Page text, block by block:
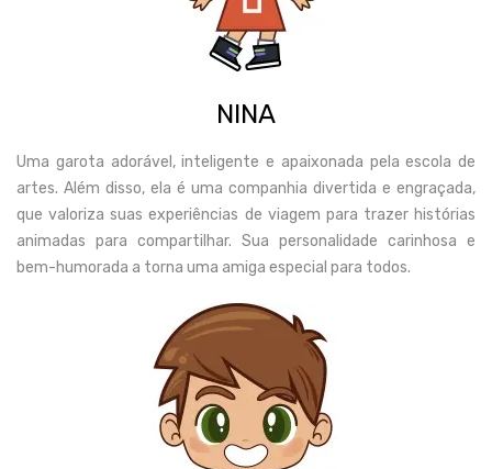
NINA
Uma garota adorável, inteligente e apaixonada pela escola de
artes. Além disso, ela é uma companhia divertida e engraçada,
que valoriza suas experiências de viagem para trazer histórias
animadas para compartilhar. Sua personalidade carinhosa e
bem-humorada a torna uma amiga especial para todos.